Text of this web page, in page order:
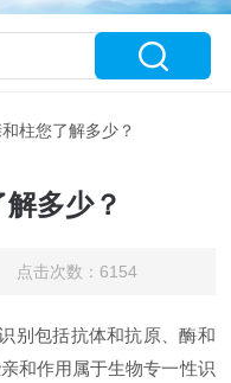
柱您了解多少？
多少？
点击次数：6154
别包括抗体和抗原、酶和
和作用属于生物专一性识